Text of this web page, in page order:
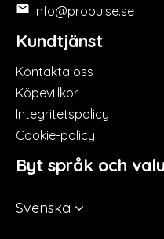
 info@propulse.se
Kundtjänst
Kontakta oss
Köpevillkor
Integritetspolicy
Cookie-policy
Byt språk och
Svenska